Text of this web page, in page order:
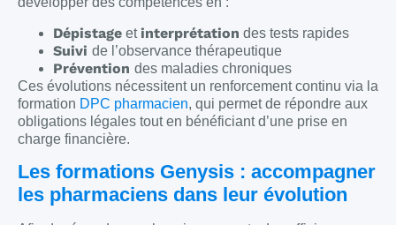
Dépistage etinterprétation des tests rapides
Suivi de l’observance thérapeutique
Prévention des maladies chroniques
Ces évolutions nécessitent un renforcement continu via la
formation DPC pharmacien, qui permet de répondre aux
obligations légales tout en bénéficiant d’une prise en
charge financière.
Les formations Genysis : accompagner
les pharmaciens dans leur évolution